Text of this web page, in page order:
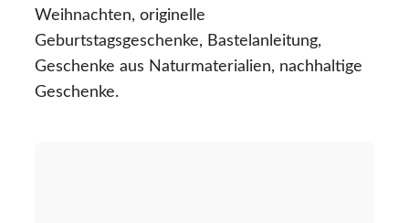
Weihnachten, originelle
Geburtstagsgeschenke, Bastelanleitung,
Geschenke aus Naturmaterialien, nachhaltige
Geschenke.